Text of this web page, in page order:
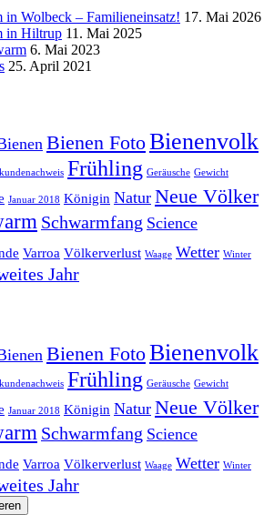
in Wolbeck – Familieneinsatz! 17. Mai 2026
in Hiltrup 11. Mai 2025
6. Mai 2023
25. April 2021
Bienen FotoBienenvolk
Frühling Geräusche Gewicht
Januar 2018 Königin Natur Neue Völker
Schwarmfang Science
Varroa Völkerverlust Waage Wetter Winter
Jahr
Bienen FotoBienenvolk
Frühling Geräusche Gewicht
Januar 2018 Königin Natur Neue Völker
Schwarmfang Science
Varroa Völkerverlust Waage Wetter Winter
Jahr